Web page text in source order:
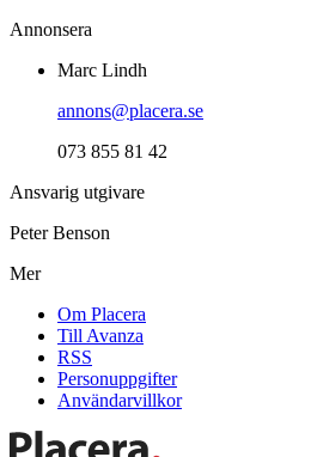
Annonsera
Marc Lindh
annons@placera.se
073 855 81 42
Ansvarig utgivare
Peter Benson
Mer
Om Placera
Till Avanza
RSS
Personuppgifter
Användarvillkor